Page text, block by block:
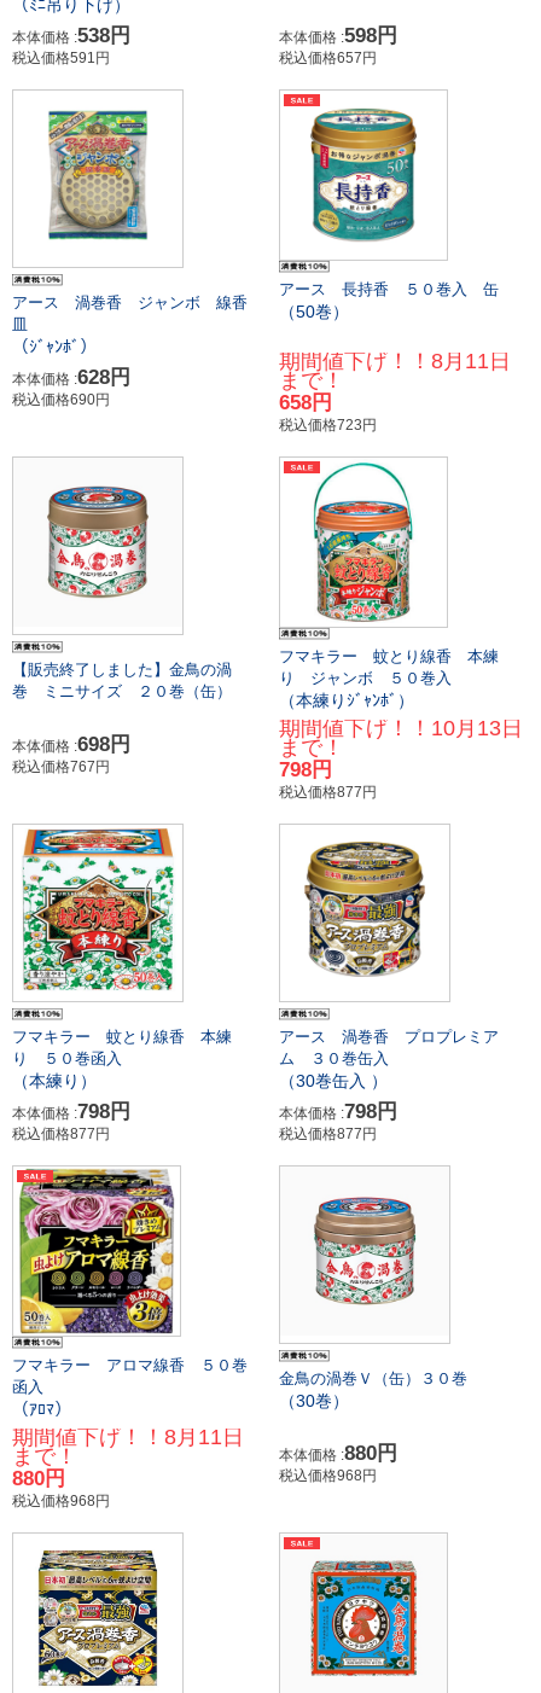
（ﾐﾆ吊り下げ）
本体価格 :538円
税込価格591円
本体価格 :598円
税込価格657円
アース 渦巻香 ジャンボ 線香
（ｼﾞｬﾝﾎﾞ）
本体価格 :628円
税込価格690円
アース 長持香 ５０巻入 缶
（50巻）
期間値下げ！！8月11日
まで！
658円
税込価格723円
【販売終了しました】金鳥の渦
巻 ミニサイズ ２０巻（缶）
本体価格 :698円
税込価格767円
フマキラー 蚊とり線香 本練
り ジャンボ ５０巻入
（本練りｼﾞｬﾝﾎﾞ）
期間値下げ！！10月13日
まで！
798円
税込価格877円
フマキラー 蚊とり線香 本練
り ５０巻函入
（本練り）
本体価格 :798円
税込価格877円
アース 渦巻香 プロプレミア
ム ３０巻缶入
（30巻缶入 ）
本体価格 :798円
税込価格877円
フマキラー アロマ線香 ５０巻
函入
（ｱﾛﾏ）
期間値下げ！！8月11日
まで！
880円
税込価格968円
金鳥の渦巻Ｖ（缶）３０巻
（30巻）
本体価格 :880円
税込価格968円